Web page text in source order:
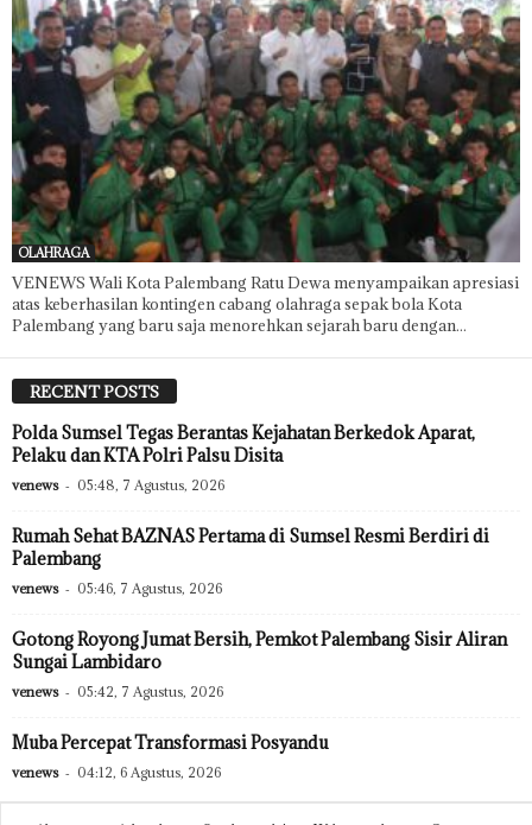
OLAHRAGA
VENEWS Wali Kota Palembang Ratu Dewa menyampaikan apresiasi
atas keberhasilan kontingen cabang olahraga sepak bola Kota
Palembang yang baru saja menorehkan sejarah baru dengan...
RECENT POSTS
Polda Sumsel Tegas Berantas Kejahatan Berkedok Aparat,
Pelaku dan KTA Polri Palsu Disita
venews - 05:48, 7 Agustus, 2026
Rumah Sehat BAZNAS Pertama di Sumsel Resmi Berdiri di
Palembang
venews - 05:46, 7 Agustus, 2026
Gotong Royong Jumat Bersih, Pemkot Palembang Sisir Aliran
Sungai Lambidaro
venews - 05:42, 7 Agustus, 2026
Muba Percepat Transformasi Posyandu
venews - 04:12, 6 Agustus, 2026